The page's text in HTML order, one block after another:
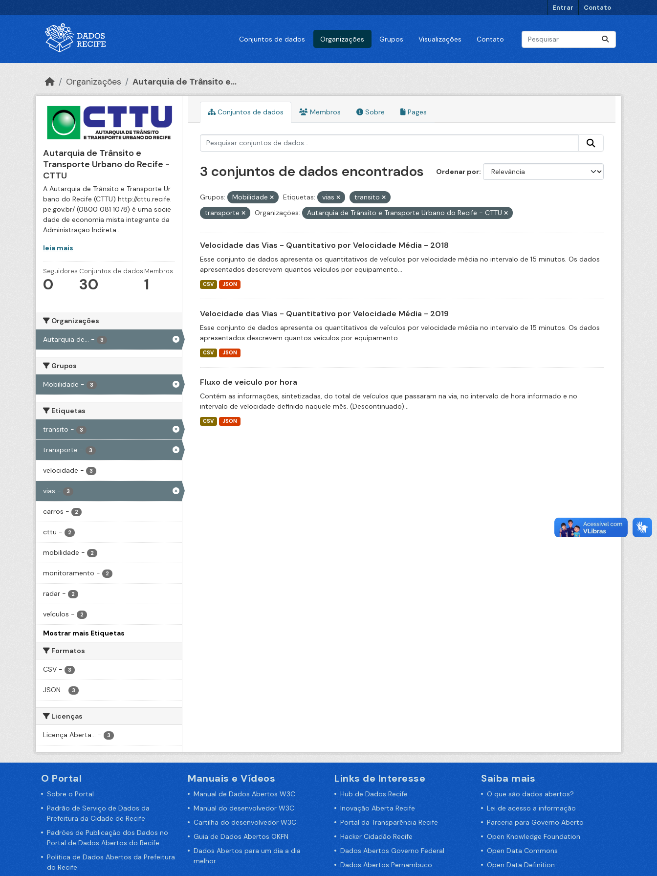
Entrar Contato
Conjuntos de dados Organizações Grupos Visualizações Contato
Organizações Autarquia de Trânsito e...
Autarquia de Trânsito e
Transporte Urbano do Recife -
CTTU
A Autarquia de Trânsito e Transporte Ur
bano do Recife (CTTU) http://cttu.recife.
pe.gov.br/ (0800 081 1078) é uma socie
dade de economia mista integrante da
Administração Indireta...
leia mais
Seguidores
0
Conjuntos de dados
30
Membros
1
Organizações
Autarquia de... - 3
Grupos
Mobilidade - 3
Etiquetas
transito - 3
transporte - 3
velocidade - 3
vias - 3
carros - 2
cttu - 2
mobilidade - 2
monitoramento - 2
radar - 2
veículos - 2
Mostrar mais Etiquetas
Formatos
CSV - 3
JSON - 3
Licenças
Licença Aberta... - 3
Conjuntos de dados Membros Sobre Pages
Ordenar por
3 conjuntos de dados encontrados
Grupos: Mobilidade Etiquetas: vias
transito
transporte
Organizações: Autarquia de Trânsito e Transporte Urbano do Recife - CTTU
Velocidade das Vias - Quantitativo por Velocidade Média - 2018
Esse conjunto de dados apresenta os quantitativos de veículos por velocidade média no intervalo de 15 minutos. Os dados
apresentados descrevem quantos veículos por equipamento...
CSV JSON
Velocidade das Vias - Quantitativo por Velocidade Média - 2019
Esse conjunto de dados apresenta os quantitativos de veículos por velocidade média no intervalo de 15 minutos. Os dados
apresentados descrevem quantos veículos por equipamento...
CSV JSON
Fluxo de veiculo por hora
Contém as informações, sintetizadas, do total de veículos que passaram na via, no intervalo de hora informado e no
intervalo de velocidade definido naquele mês. (Descontinuado)...
CSV JSON
O Portal
Sobre o Portal
Padrão de Serviço de Dados da
Prefeitura da Cidade de Recife
Padrões de Publicação dos Dados no
Portal de Dados Abertos do Recife
Política de Dados Abertos da Prefeitura
do Recife
Manuais e Vídeos
Manual de Dados Abertos W3C
Manual do desenvolvedor W3C
Cartilha do desenvolvedor W3C
Guia de Dados Abertos OKFN
Dados Abertos para um dia a dia
melhor
Links de Interesse
Hub de Dados Recife
Inovação Aberta Recife
Portal da Transparência Recife
Hacker Cidadão Recife
Dados Abertos Governo Federal
Dados Abertos Pernambuco
Saiba mais
O que são dados abertos?
Lei de acesso a informação
Parceria para Governo Aberto
Open Knowledge Foundation
Open Data Commons
Open Data Definition